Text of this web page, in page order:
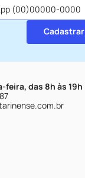
Cadastrar
feira, das 8h às 19h